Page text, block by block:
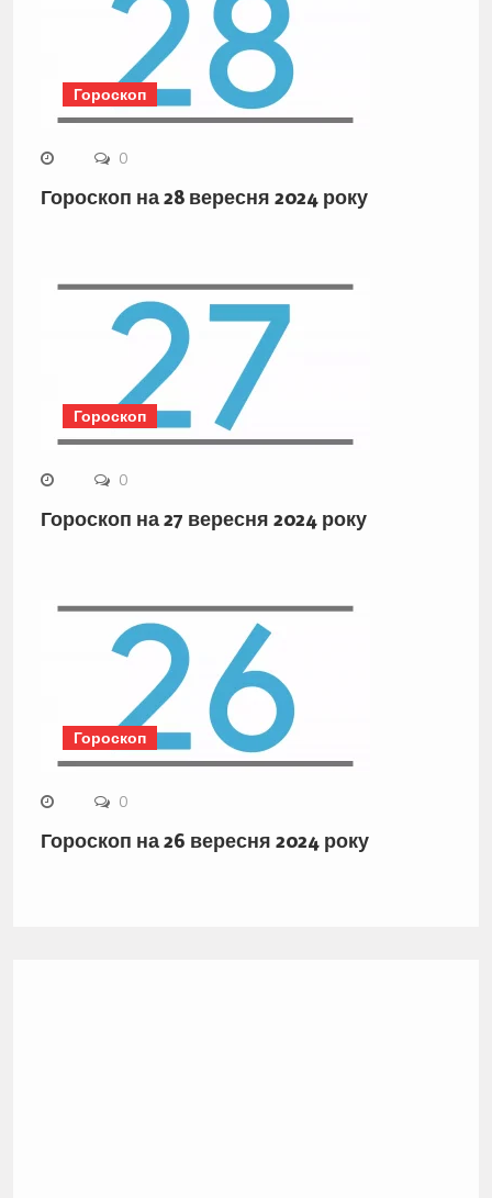
Гороскоп
0
Гороскоп на 28 вересня 2024 року
Гороскоп
0
Гороскоп на 27 вересня 2024 року
Гороскоп
0
Гороскоп на 26 вересня 2024 року